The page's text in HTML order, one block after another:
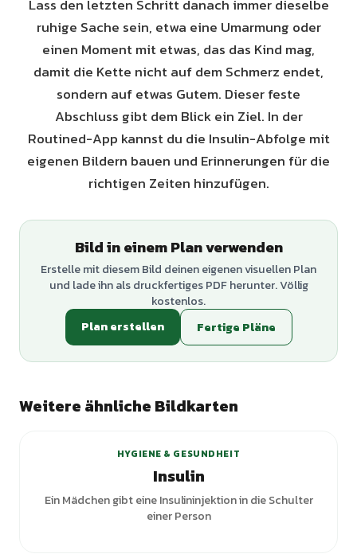
Lass den letzten Schritt danach immer dieselbe
ruhige Sache sein, etwa eine Umarmung oder
einen Moment mit etwas, das das Kind mag,
damit die Kette nicht auf dem Schmerz endet,
sondern auf etwas Gutem. Dieser feste
Abschluss gibt dem Blick ein Ziel. In der
Routined-App kannst du die Insulin-Abfolge mit
eigenen Bildern bauen und Erinnerungen für die
richtigen Zeiten hinzufügen.
Bild in einem Plan verwenden
Erstelle mit diesem Bild deinen eigenen visuellen Plan
und lade ihn als druckfertiges PDF herunter. Völlig
kostenlos.
Plan erstellen
Fertige Pläne
Weitere ähnliche Bildkarten
HYGIENE & GESUNDHEIT
Insulin
Ein Mädchen gibt eine Insulininjektion in die Schulter
einer Person